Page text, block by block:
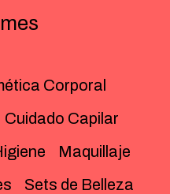
Corporal
Cuidado Capilar
Maquillaje
Sets de Belleza